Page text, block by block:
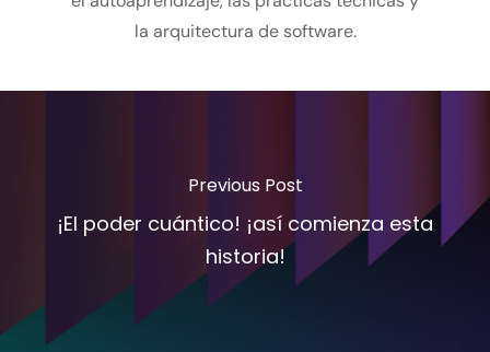
la arquitectura de software.
Previous Post
¡El poder cuántico! ¡así comienza esta
historia!